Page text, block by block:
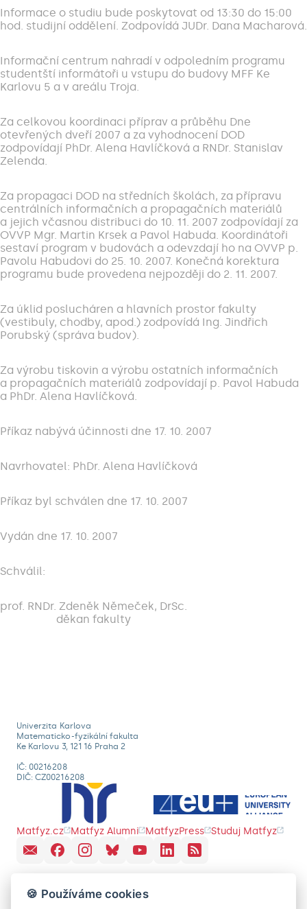
Informace o studiu bude poskytovat od 13:30 do 15:00
hod. studijní oddělení. Zodpovídá JUDr. Dana Macharová.
Informační centrum nahradí v odpoledním programu
studentští informátoři u vstupu do budovy MFF Ke
Karlovu 5 a v areálu Troja.
Za celkovou koordinaci příprav a průběhu Dne
otevřených dveří 2007 a za vyhodnocení DOD
zodpovídají PhDr. Alena Havlíčková a RNDr. Stanislav
Zelenda.
Za propagaci DOD na středních školách, za přípravu
centrálních informačních a propagačních materiálů
a jejich včasnou distribuci do 10. 11. 2007 zodpovídají za
OVVP Mgr. Martin Krsek a Pavol Habuda. Koordinátoři
sestaví program v budovách a odevzdají ho na OVVP p.
Pavolu Habudovi do 25. 10. 2007. Konečná korektura
programu bude provedena nejpozději do 2. 11. 2007.
Za úklid poslucháren a hlavních prostor fakulty
(vestibuly, chodby, apod.) zodpovídá Ing. Jindřich
Porubský (správa budov).
Za výrobu tiskovin a výrobu ostatních informačních
a propagačních materiálů zodpovídají p. Pavol Habuda
a PhDr. Alena Havlíčková.
Příkaz nabývá účinnosti dne 17. 10. 2007
Navrhovatel: PhDr. Alena Havlíčková
Příkaz byl schválen dne 17. 10. 2007
Vydán dne 17. 10. 2007
Schválil:
prof. RNDr. Zdeněk Němeček, DrSc.
děkan fakulty
Univerzita Karlova
Matematicko-fyzikální fakulta
Ke Karlovu 3, 121 16 Praha 2
IČ: 00216208
DIČ: CZ00216208
Matfyz.cz Matfyz Alumni MatfyzPress Studuj Matfyz
🍪 Používáme cookies